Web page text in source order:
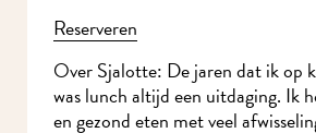
Reserveren
Over Sjalotte: De jaren dat ik op
was lunch altijd een uitdaging. Ik
en gezond eten met veel